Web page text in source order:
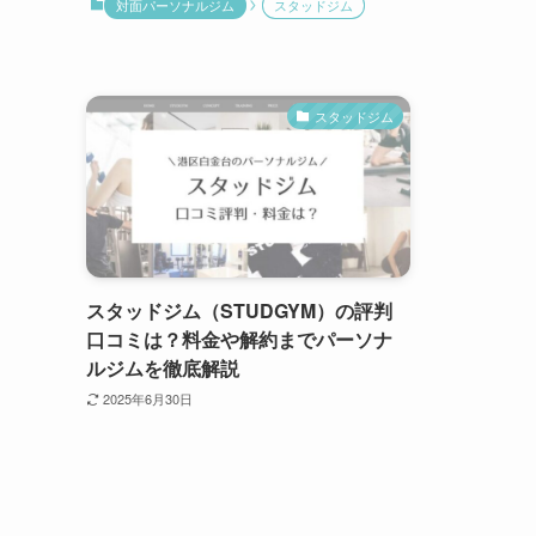
対面パーソナルジム スタッドジム
スタッドジム
スタッドジム（STUDGYM）の評判
口コミは？料金や解約までパーソナ
ルジムを徹底解説
2025年6月30日